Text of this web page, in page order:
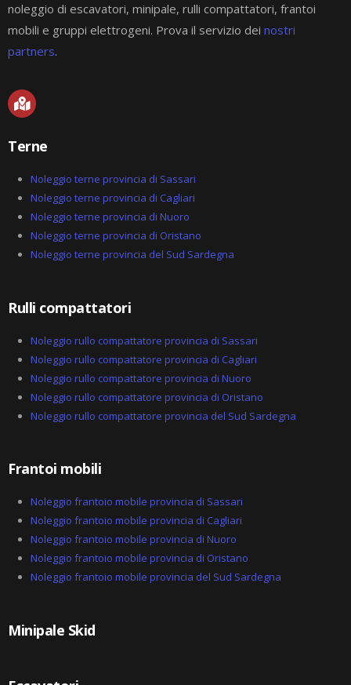
noleggio di escavatori, minipale, rulli compattatori, frantoi
mobili e gruppi elettrogeni. Prova il servizio dei nostri
partners.
M
a
m
r
k
d
-
a
Terne
Noleggio terne provincia di Sassari
Noleggio terne provincia di Cagliari
Noleggio terne provincia di Nuoro
Noleggio terne provincia di Oristano
Noleggio terne provincia del Sud Sardegna
Rulli compattatori
Noleggio rullo compattatore provincia di Sassari
Noleggio rullo compattatore provincia di Cagliari
Noleggio rullo compattatore provincia di Nuoro
Noleggio rullo compattatore provincia di Oristano
Noleggio rullo compattatore provincia del Sud Sardegna
Frantoi mobili
Noleggio frantoio mobile provincia di Sassari
Noleggio frantoio mobile provincia di Cagliari
Noleggio frantoio mobile provincia di Nuoro
Noleggio frantoio mobile provincia di Oristano
Noleggio frantoio mobile provincia del Sud Sardegna
Minipale Skid